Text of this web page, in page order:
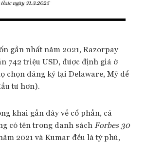
gần nhất năm 2021, Razorpay
742 triệu USD, được định giá ở
chọn đăng ký tại Delaware, Mỹ để
tư hơn).
khai gần đây về cổ phần, cả
có tên trong danh sáchForbes 30
2021 và Kumar đều là tỷ phú,